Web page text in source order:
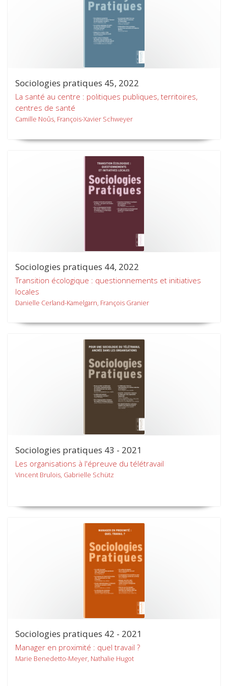
Sociologies pratiques 45, 2022
La santé au centre : politiques publiques, territoires,
centres de santé
Camille Noûs, François-Xavier Schweyer
Sociologies pratiques 44, 2022
Transition écologique : questionnements et initiatives
locales
Danielle Cerland-Kamelgarn, François Granier
Sociologies pratiques 43 - 2021
Les organisations à l'épreuve du télétravail
Vincent Brulois, Gabrielle Schütz
Sociologies pratiques 42 - 2021
Manager en proximité : quel travail ?
Marie Benedetto-Meyer, Nathalie Hugot